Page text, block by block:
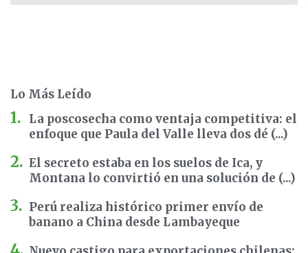
Lo Más Leído
La poscosecha como ventaja competitiva: el
enfoque que Paula del Valle lleva dos dé (...)
El secreto estaba en los suelos de Ica, y
Montana lo convirtió en una solución de (...)
Perú realiza histórico primer envío de
banano a China desde Lambayeque